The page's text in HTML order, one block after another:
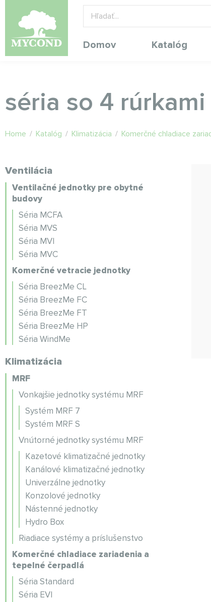
Domov Katalóg
séria so 4 rúrkami
Home / Katalóg / Klimatizácia / Komerčné chladiace
Ventilácia
Ventilačné jednotky pre obytné
budovy
Séria MCFA
Séria MVS
Séria MVI
Séria MVC
Komerčné vetracie jednotky
Séria BreezMe CL
Séria BreezMe FC
Séria BreezMe FT
Séria BreezMe HP
Séria WindMe
Klimatizácia
MRF
Vonkajšie jednotky systému MRF
Systém MRF 7
Systém MRF S
Vnútorné jednotky systému MRF
Kazetové klimatizačné jednotky
Kanálové klimatizačné jednotky
Univerzálne jednotky
Konzolové jednotky
Nástenné jednotky
Hydro Box
Riadiace systémy a príslušenstvo
Komerčné chladiace zariadenia a
tepelné čerpadlá
Séria Standard
Séria EVI